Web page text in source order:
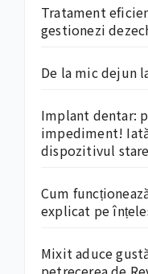
Tratament
gestionezi
De la mic dejun
Implant dentar:
impediment!
dispozitivul
Cum
explicat pe
Mixit aduce